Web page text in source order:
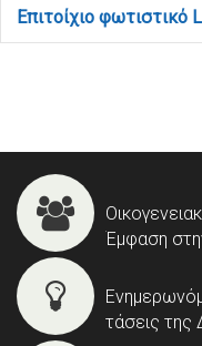
Έμφαση
τάσεις της